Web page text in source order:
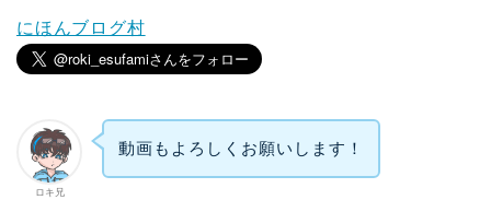
にほんブログ村
ロキ兄
動画もよろしくお願いします！